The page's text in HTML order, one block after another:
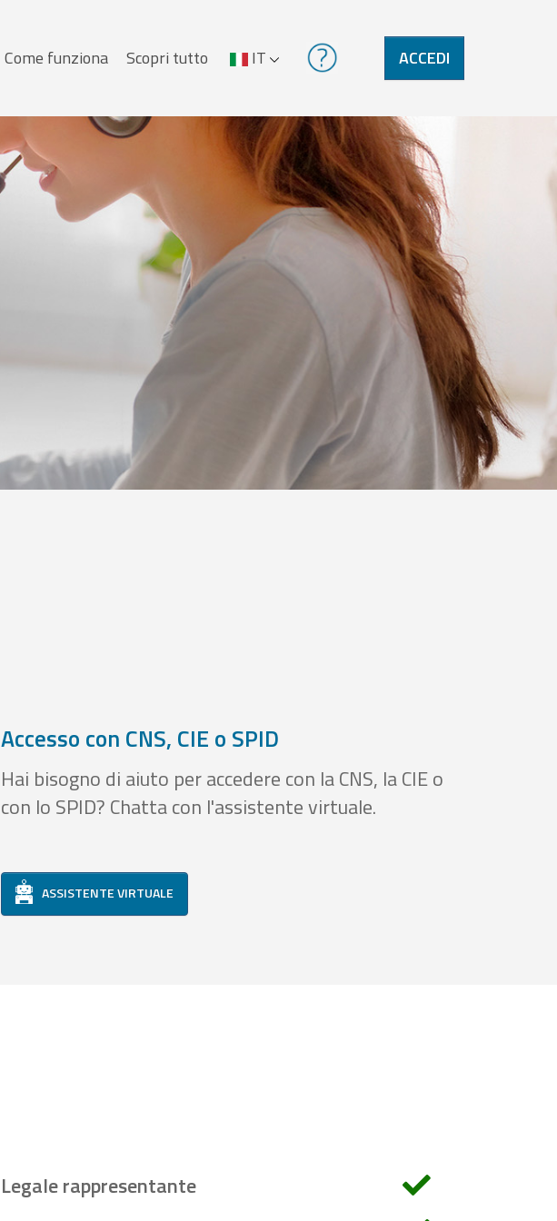
Menu
Come funziona Scopri tutto IT ACCEDI
Accesso con CNS, CIE o SPID
Hai bisogno di aiuto per accedere con la CNS, la CIE o
con lo SPID? Chatta con l'assistente virtuale.
ASSISTENTE VIRTUALE
Legale rappresentante